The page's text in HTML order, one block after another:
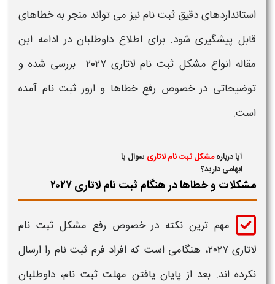
استانداردهای دقیق ثبت نامنیز می‌ تواند منجر به خطاهای
قابل پیشگیری شود. برای اطلاع داوطلبان در ادامه این
مقاله انواع مشکل ثبت نام لاتاری ۲۰۲۷
بررسی شده و
توضیحاتی در خصوص رفع خطاها و ارور ثبت نام آمده
است.
آیا دربارهمشکل ثبت نام لاتاری سوال یا
ابهامی دارید؟
مشکلات و خطاها در هنگام ثبت نام لاتاری ۲۰۲۷
مهم ‌ترین نکته در خصوص رفع مشکل ثبت نام
لاتاری ۲۰۲۷
، هنگامی است که افراد فرم ثبت نام را ارسال
نکرده‌ اند. بعد از پایان یافتن مهلتثبت نام، داوطلبان